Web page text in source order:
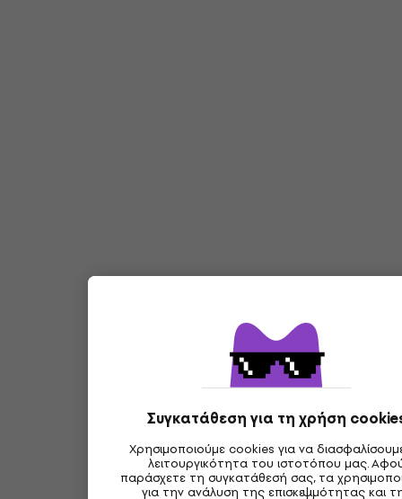
Συγκατάθεση για τη χρήση
Χρησιμοποιούμε cookies για να
λειτουργικότητα του ιστοτόπου μας.
παράσχετε τη συγκατάθεσή σας, τα
για την ανάλυση της επισκεψιμότητας και